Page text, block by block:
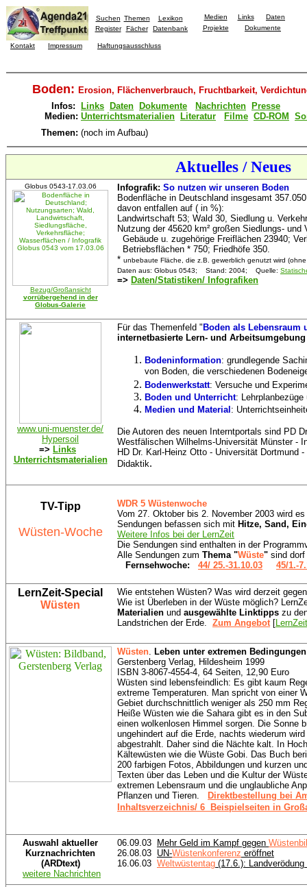
Suchen Themen
Lexikon
Register
Fächer Datenbank
Medien Links
Daten
Projekte
Dokumente
Kontakt Impressum Haftungsausschluss
Boden: Erosion, Flächenverbrauch, Fruchtbarkeit,
Infos:
Medien:
Links Daten Dokumente Nachrichten
Presse
Unterrichtsmaterialien
Literatur Filme CD-ROM
Themen: (noch im Aufbau)
Aktuelles / Neues
Globus 0543-17.03.06
Bezug/Großansicht
vorrübergehend in der
Globus-Galerie
Infografik: So nutzen wir unseren Boden
Bodenfläche in Deutschland insgesamt
davon entfallen auf ( in %):
Landwirtschaft 53; Wald 30, Siedlung u.
Nutzung der 45620 km² großen Siedlungs- und
Gebäude u. zugehörige Freiflächen 23940;
Betriebsflächen * 750; Friedhöfe 350.
* unbebaute Fläche, die z.B. gewerblich genutzt wird
Daten aus: Globus 0543; Stand: 2004; Quelle:
=> Daten/Statistiken/ Infografiken
www.uni-muenster.de/
Hypersoil
=> Links
Unterrichtsmaterialien
Für das Themenfeld " Boden als Lebensraum
internetbasierte Lern- und
Bodeninformation: grundlegende
von Boden, die verschiedenen
Bodenwerkstatt: Versuche und
Boden und Unterricht:
Medien und Material :
Die Autoren des neuen Interntportals sind PD
Westfälischen Wilhelms-Universität Münster -
HD Dr. Karl-Heinz Otto - Universität Dortmund
Didaktik.
TV-Tipp
Wüsten-Woche
WDR 5 Wüstenwoche
Vom 27. Oktober bis 2. November 2003 wird
Sendungen befassen sich mit Hitze, Sand,
Weitere Infos bei der LernZeit
Die Sendungen sind enthalten in der
Alle Sendungen zum Thema "Wüste" sind dorf
Fernsehwoche: 44/ 25.-31.10.03 45/1.-
LernZeit-Special
Wüsten
Wie entstehen Wüsten? Was wird derzeit
Wie ist Überleben in der Wüste möglich?
Materialien und ausgewählte Linktipps zu
Landstrichen der Erde. Zum Angebot[LernZeit
Wüsten. Leben unter extremen Bedingungen
Gerstenberg Verlag, Hildesheim 1999
ISBN 3-8067-4554-4, 64 Seiten, 12,90 Euro
Wüsten sind lebensfeindlich: Es gibt kaum
extreme Temperaturen. Man spricht von einer
Gebiet durchschnittlich weniger als 250 mm
Heiße Wüsten wie die Sahara gibt es in den
einen wolkenlosen Himmel sorgen. Die Sonne
ungehindert auf die Erde, nachts wiederum
abgestrahlt. Daher sind die Nächte kalt. In
Kältewüsten wie die Wüste Gobi. Das Buch
200 farbigen Fotos, Abbildungen und kurzen
Texten über das Leben und die Kultur der
extremen Lebensraum und die unglaubliche
Pflanzen und Tieren.
Direktbestellung bei
Inhaltsverzeichnis/ 6 Beispielseiten in
Auswahl aktueller
Kurznachrichten
(ARDtext)
weitere Nachrichten
06.09.03 Mehr Geld im Kampf gegen
26.08.03 UN-Wüstenkonferenz eröffnet
16.06.03 Weltwüstentag (17.6.):